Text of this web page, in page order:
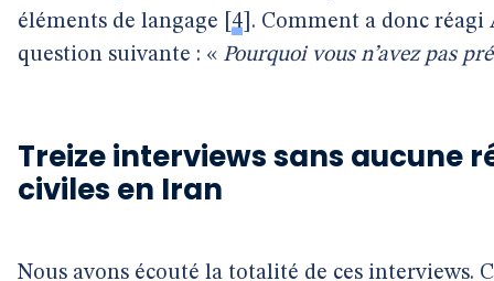
éléments de langage
4 . Comment a donc
question suivante : « Pourquoi vous n’avez pas
Treize interviews sans aucune
civiles en Iran
Nous avons écouté la totalité de ces interviews.